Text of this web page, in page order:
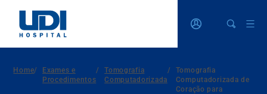
Home/
Exames e
Procedimentos
/
Tomografia
Computadorizada
/
Tomografia
Computadorizada de
Coração para